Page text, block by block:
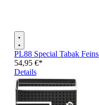
PL88 Special Tabak
54,95 €*
Details